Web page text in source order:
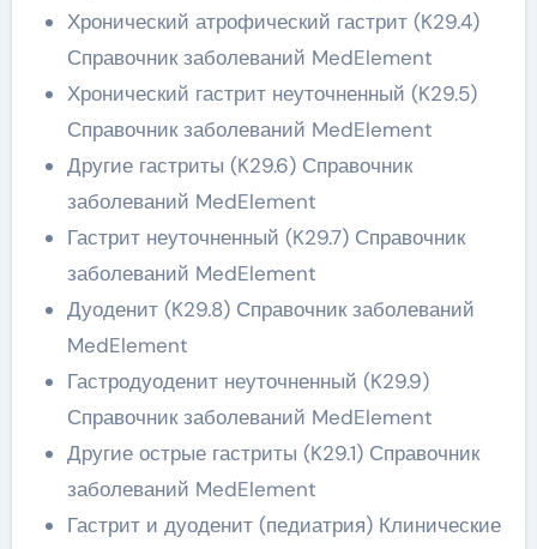
Хронический атрофический гастрит (K29.4)
Справочник заболеваний MedElement
Хронический гастрит неуточненный (K29.5)
Справочник заболеваний MedElement
Другие гастриты (K29.6) Справочник
заболеваний MedElement
Гастрит неуточненный (K29.7) Справочник
заболеваний MedElement
Дуоденит (K29.8) Справочник заболеваний
MedElement
Гастродуоденит неуточненный (K29.9)
Справочник заболеваний MedElement
Другие острые гастриты (K29.1) Справочник
заболеваний MedElement
Гастрит и дуоденит (педиатрия) Клинические